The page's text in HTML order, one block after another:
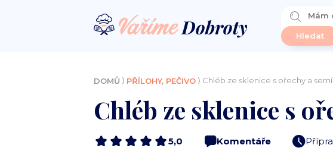
DOMŮ ⟩ PŘÍLOHY, PEČIVO⟩ Chléb ze sklenice s ořechy a
Chléb ze sklenice s
5,0 Komentáře